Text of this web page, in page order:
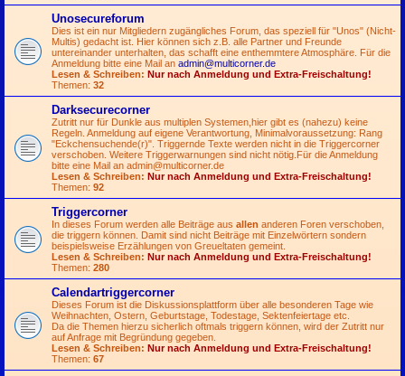
Unosecureforum
Dies ist ein nur Mitgliedern zugängliches Forum, das speziell für "Unos" (Nicht-
Multis) gedacht ist. Hier können sich z.B. alle Partner und Freunde
untereinander unterhalten, das schafft eine enthemmtere Atmosphäre. Für die
Anmeldung bitte eine Mail an admin@multicorner.de
Lesen & Schreiben: Nur nach Anmeldung und Extra-Freischaltung!
Themen: 32
Darksecurecorner
Zutritt nur für Dunkle aus multiplen Systemen,hier gibt es (nahezu) keine
Regeln. Anmeldung auf eigene Verantwortung, Minimalvoraussetzung: Rang
"Eckchensuchende(r)". Triggernde Texte werden nicht in die Triggercorner
verschoben. Weitere Triggerwarnungen sind nicht nötig.Für die Anmeldung
bitte eine Mail an admin@multicorner.de
Lesen & Schreiben: Nur nach Anmeldung und Extra-Freischaltung!
Themen: 92
Triggercorner
In dieses Forum werden alle Beiträge aus allen anderen Foren verschoben,
die triggern können. Damit sind nicht Beiträge mit Einzelwörtern sondern
beispielsweise Erzählungen von Greueltaten gemeint.
Lesen & Schreiben: Nur nach Anmeldung und Extra-Freischaltung!
Themen: 280
Calendartriggercorner
Dieses Forum ist die Diskussionsplattform über alle besonderen Tage wie
Weihnachten, Ostern, Geburtstage, Todestage, Sektenfeiertage etc.
Da die Themen hierzu sicherlich oftmals triggern können, wird der Zutritt nur
auf Anfrage mit Begründung gegeben.
Lesen & Schreiben: Nur nach Anmeldung und Extra-Freischaltung!
Themen: 67